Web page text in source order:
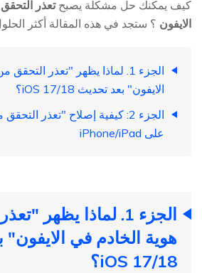
كيف يمكنك حل مشكلة يصبحتعذر
الايفون ؟ ستجد في هذه المقالة أكثر
الجزء 1. لماذا يظهر "تعذر
الايفون" بعد تحديث iOS 17/18؟
الجزء 2: كيفية إصلاح "تعذر
على iPhone/iPad
الجزء 1. لماذا يظهر
هوية الخادم في
iOS 17/18؟